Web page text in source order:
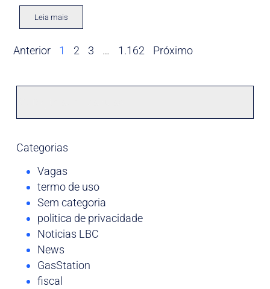
Leia mais
Anterior 1 2 3 … 1.162 Próximo
Categorias
Vagas
termo de uso
Sem categoria
politica de privacidade
Noticias LBC
News
GasStation
fiscal